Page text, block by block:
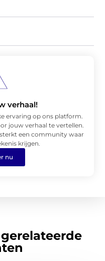
verhaal!
ervaring op ons platform.
jouw verhaal te vertellen.
een community waar
krijgen.
nu
gerelateerde